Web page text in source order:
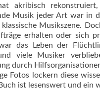
akribisch
Musik jeder Art war in
klassische Musikszene.
erhalten oder sich
war das Leben der
viele Musiker
durch
Fotos lockern diese
ist lesenswert und ein